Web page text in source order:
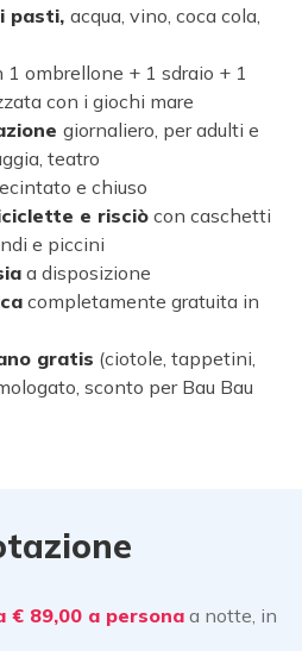
pasti, acqua, vino, coca cola,
1 ombrellone + 1 sdraio + 1
con i giochi mare
giornaliero, per adulti e
teatro
e chiuso
e risciò con caschetti
e piccini
a disposizione
completamente gratuita in
gratis (ciotole, tappetini,
sconto per Bau Bau
€ 89,00 a persona a notte, in